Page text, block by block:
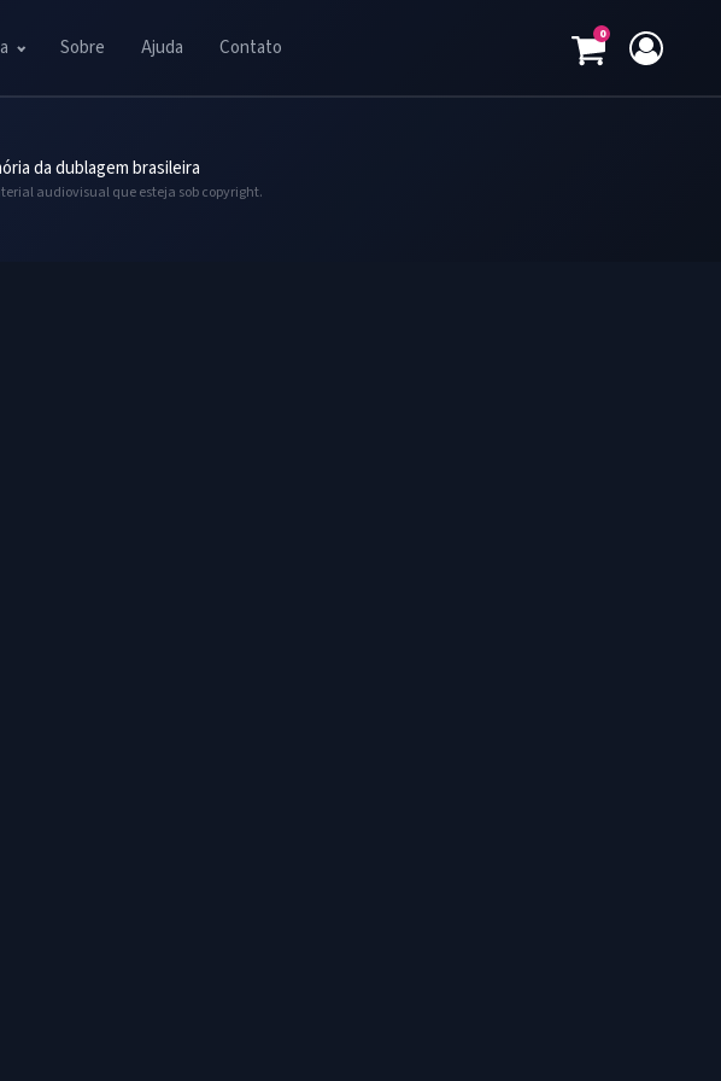
Sobre Ajuda Contato
0
da dublagem brasileira
audiovisual que esteja sob copyright.